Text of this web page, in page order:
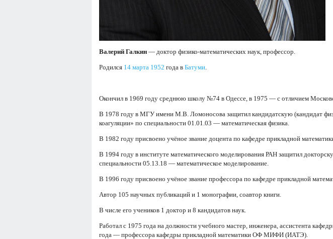
Валерий Галкин — доктор физико-математических наук, профессор.
Родился 14 марта 1952 года в Батуми.
Окончил в 1969 году среднюю школу №74 в Одессе, в 1975 — с отличием
В 1978 году в МГУ имени М.В. Ломоносова защитил кандидатскую (кандидат
коагуляции» по специальности 01.01.03 — математическая физика.
В 1982 году присвоено учёное звание доцента по кафедре прикладной
В 1994 году в институте математического моделирования РАН защитил
специальности 05.13.18 — математическое моделирование.
В 1996 году присвоено учёное звание профессора по кафедре прикладной
Автор 105 научных публикаций и 1 монографии, соавтор книги.
В числе его учеников 1 доктор и 8 кандидатов наук.
Работал с 1975 года на должности учебного мастер, инженера, ассистента
года — профессора кафедры прикладной математики ОФ МИФИ (ИАТЭ).